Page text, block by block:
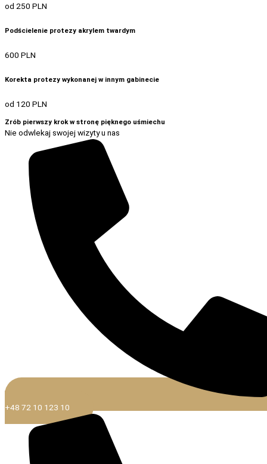
od 250 PLN
Podścielenie protezy akrylem twardym
600 PLN
Korekta protezy wykonanej w innym gabinecie
od 120 PLN
Zrób pierwszy krok w stronę pięknego uśmiechu
Nie odwlekaj swojej wizyty u nas
+48 72 10 123 10